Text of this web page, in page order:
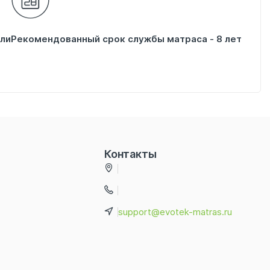
Рекомендованный срок службы матраса - 8 лет
Контакты
support@evotek-matras.ru